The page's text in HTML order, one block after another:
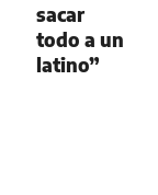
sacar
todo a un
latino”